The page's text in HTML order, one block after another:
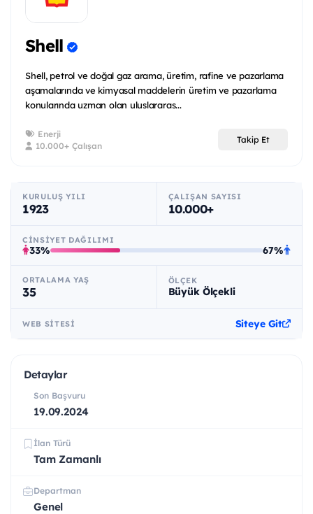
Shell
Shell, petrol ve doğal gaz arama, üretim, rafine ve pazarlama
aşamalarında ve kimyasal maddelerin üretim ve pazarlama
konularında uzman olan uluslararas...
Enerji
10.000+ Çalışan
Takip Et
KURULUŞ YILI
1923
ÇALIŞAN SAYISI
10.000+
CINSIYET DAĞILIMI
33% 67%
ORTALAMA YAŞ
35
ÖLÇEK
Büyük Ölçekli
WEB SITESI Siteye Git
Detaylar
Son Başvuru
19.09.2024
İlan Türü
Tam Zamanlı
Departman
Genel